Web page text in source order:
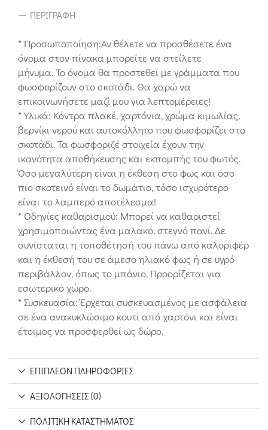
ΠΕΡΙΓΡΑΦΉ
* Προσωποποίηση:Αν θέλετε να προσθέσετε ένα
όνομα στον πίνακα μπορείτε να στείλετε
μήνυμα. Το όνομα θα προστεθεί με γράμματα που
φωσφορίζουν στο σκοτάδι. Θα χαρώ να
επικοινωνήσετε μαζί μου για λεπτομέρειες!
* Υλικά: Kόντρα πλακέ, χαρτόνια, χρώμα κιμωλίας,
βερνίκι νερού και αυτοκόλλητο που φωσφορίζει στο
σκοτάδι. Τα φωσφοριζέ στοιχεία έχουν την
ικανότητα αποθήκευσης και εκπομπής του φωτός.
Όσο μεγαλύτερη είναι η έκθεση στο φως και όσο
πιο σκοτεινό είναι το δωμάτιο, τόσο ισχυρότερο
είναι το λαμπερό αποτέλεσμα!
* Οδηγίες καθαρισμού: Μπορεί να καθαριστεί
χρησιμοποιώντας ένα μαλακό, στεγνό πανί. Δε
συνίσταται η τοποθέτησή του πάνω από καλοριφέρ
και η έκθεσή του σε άμεσο ηλιακό φως ή σε υγρό
περιβάλλον, όπως το μπάνιο. Προορίζεται για
εσωτερικό χώρο.
* Συσκευασία: Έρχεται συσκευασμένος με ασφάλεια
σε ένα ανακυκλώσιμο κουτί από χαρτόνι και είναι
έτοιμος να προσφερθεί ως δώρο.
ΕΠΙΠΛΈΟΝ ΠΛΗΡΟΦΟΡΊΕΣ
ΑΞΙΟΛΟΓΉΣΕΙΣ (0)
ΠΟΛΙΤΙΚΉ ΚΑΤΑΣΤΉΜΑΤΟΣ